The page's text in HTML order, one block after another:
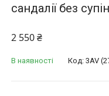
сандалії без
2 550 ₴
В наявності Код: 3AV